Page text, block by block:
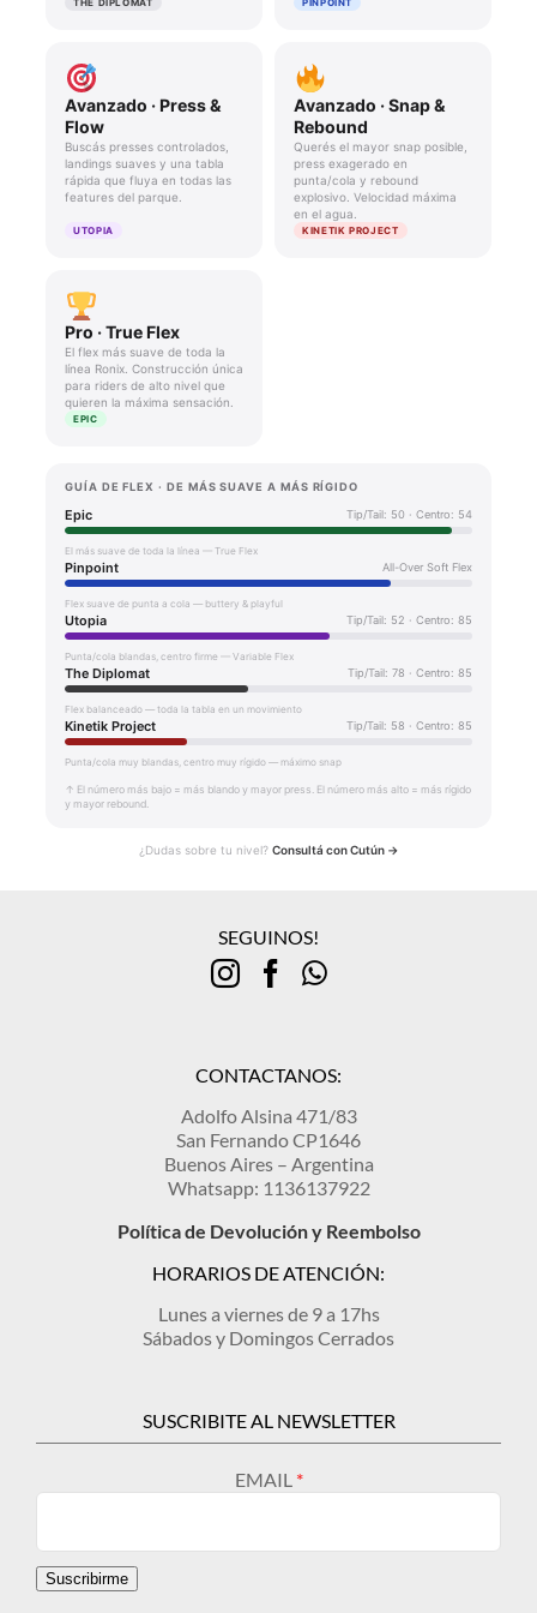
MI CUENTA
THE DIPLOMAT PINPOINT
Avanzado · Press &
Flow
Buscás presses controlados,
landings suaves y una tabla
rápida que fluya en todas las
features del parque.
UTOPIA
Avanzado · Snap &
Rebound
Querés el mayor snap posible,
press exagerado en
punta/cola y rebound
explosivo. Velocidad máxima
en el agua.
KINETIK PROJECT
Pro · True Flex
El flex más suave de toda la
línea Ronix. Construcción única
para riders de alto nivel que
quieren la máxima sensación.
EPIC
GUÍA DE FLEX · DE MÁS SUAVE A MÁS RÍGIDO
Epic Tip/Tail: 50 · Centro: 54
El más suave de toda la línea — True Flex
Pinpoint All-Over Soft Flex
Flex suave de punta a cola — buttery & playful
Utopia Tip/Tail: 52 · Centro: 85
Punta/cola blandas, centro firme — Variable Flex
The Diplomat Tip/Tail: 78 · Centro: 85
Flex balanceado — toda la tabla en un movimiento
Kinetik Project Tip/Tail: 58 · Centro: 85
Punta/cola muy blandas, centro muy rígido — máximo snap
↑ El número más bajo = más blando y mayor press. El número más alto = más rígido
y mayor rebound.
¿Dudas sobre tu nivel? Consultá con Cutún →
SEGUINOS!
CONTACTANOS:
Adolfo Alsina 471/83
San Fernando CP1646
Buenos Aires – Argentina
Whatsapp: 1136137922
Política de Devolución y Reembolso
HORARIOS DE ATENCIÓN:
Lunes a viernes de 9 a 17hs
Sábados y Domingos Cerrados
SUSCRIBITE AL NEWSLETTER
EMAIL
Suscribirme